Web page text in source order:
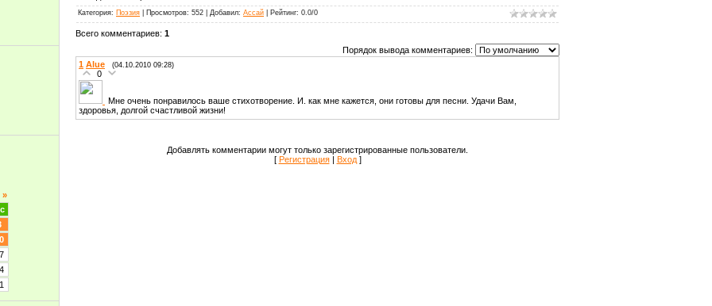
»
Категория: Поэзия Просмотров: 552 Добавил: Ассай Рейтинг: 0.0/0
Всего комментариев: 1
Порядок вывода комментариев:
1 Alue (04.10.2010 09:28)
0
Мне очень понравилось ваше стихотворение. И. как мне кажется, они готовы для песни. Удачи Вам,
здоровья, долгой счастливой жизни!
Добавлять комментарии могут только зарегистрированные пользователи.
[ Регистрация| Вход]